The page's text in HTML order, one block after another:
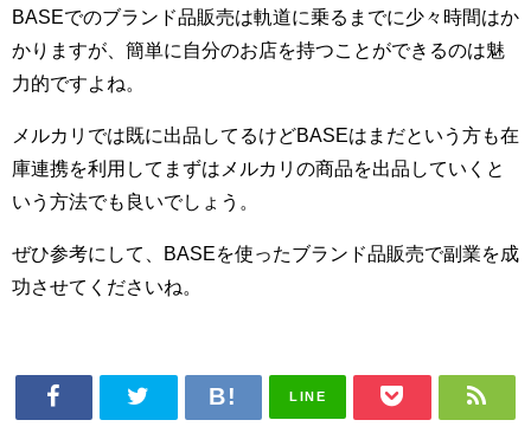
BASEでのブランド品販売は軌道に乗るまでに少々時間はか
かりますが、簡単に自分のお店を持つことができるのは魅
力的ですよね。
メルカリでは既に出品してるけどBASEはまだという方も在
庫連携を利用してまずはメルカリの商品を出品していくと
いう方法でも良いでしょう。
ぜひ参考にして、BASEを使ったブランド品販売で副業を成
功させてくださいね。
LINE